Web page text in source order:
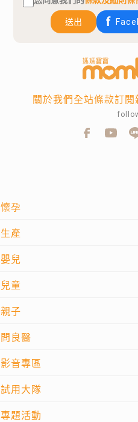
送出
懷孕
生產
嬰兒
兒童
親子
問良醫
影音專區
試用大隊
專題活動
關於我們全站條款訂閱